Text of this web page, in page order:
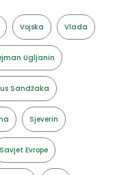
Vojska Vlada
Ugljanin
Sandžaka
Sjeverin
Savjet Evrope